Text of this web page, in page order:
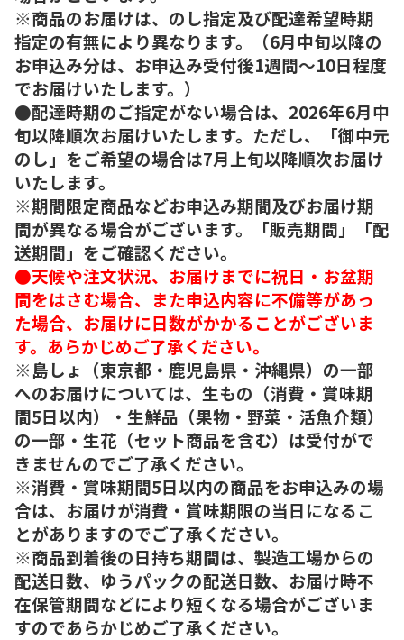
※商品のお届けは、のし指定及び配達希望時期
指定の有無により異なります。（6月中旬以降の
お申込み分は、お申込み受付後1週間～10日程度
でお届けいたします。）
●配達時期のご指定がない場合は、2026年6月中
旬以降順次お届けいたします。ただし、「御中元
のし」をご希望の場合は7月上旬以降順次お届け
いたします。
※期間限定商品などお申込み期間及びお届け期
間が異なる場合がございます。「販売期間」「配
送期間」をご確認ください。
●天候や注文状況、お届けまでに祝日・お盆期
間をはさむ場合、また申込内容に不備等があっ
た場合、お届けに日数がかかることがございま
す。あらかじめご了承ください。
※島しょ（東京都・鹿児島県・沖縄県）の一部
へのお届けについては、生もの（消費・賞味期
間5日以内）・生鮮品（果物・野菜・活魚介類）
の一部・生花（セット商品を含む）は受付がで
きませんのでご了承ください。
※消費・賞味期間5日以内の商品をお申込みの場
合は、お届けが消費・賞味期限の当日になるこ
とがありますのでご了承ください。
※商品到着後の日持ち期間は、製造工場からの
配送日数、ゆうパックの配送日数、お届け時不
在保管期間などにより短くなる場合がございま
すのであらかじめご了承ください。